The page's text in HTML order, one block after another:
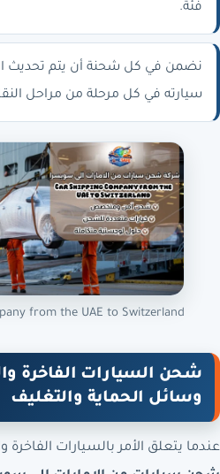
فئة.
نضمن في كل شحنة أن يتم تحديث
سيارته في كل مرحلة من مراحل
from the UAE to Switzerland
شحن السيارات الفاخرة
وسائل الحماية والتغليف
عندما يتعلق الأمر بالسيارات الفاخرة